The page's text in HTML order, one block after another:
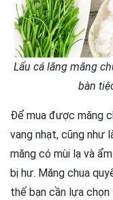
Lẩu cá lăng măng
bàn
Để mua được măng
vang nhạt, cũng như
măng có mùi lạ và
bị hư. Măng chua
thế bạn cần lựa